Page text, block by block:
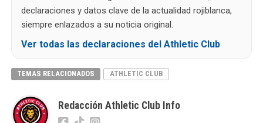
declaraciones y datos clave de la actualidad rojiblanca,
siempre enlazados a su noticia original.
Ver todas las declaraciones del Athletic Club
TEMAS RELACIONADOS ATHLETIC CLUB
Redacción Athletic Club Info